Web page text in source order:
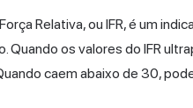
Relativa, ou IFR, é um
Quando os valores do IFR
caem abaixo de 30,